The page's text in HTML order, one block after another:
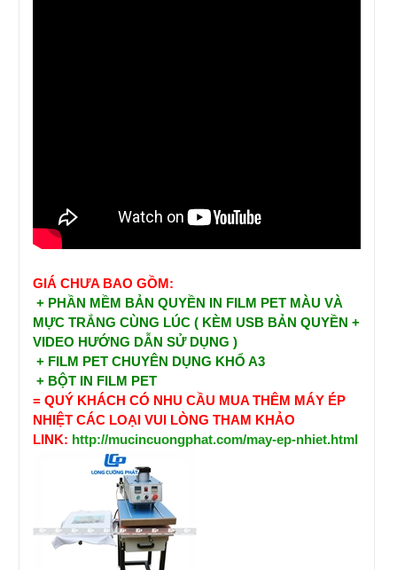
GIÁ CHƯA BAO GỒM:
+ PHẦN MỀM BẢN QUYỀN IN FILM PET MÀU VÀ
MỰC TRẮNG CÙNG LÚC ( KÈM USB BẢN QUYỀN +
VIDEO HƯỚNG DẪN SỬ DỤNG )
+ FILM PET CHUYÊN DỤNG KHỔ A3
+ BỘT IN FILM PET
= QUÝ KHÁCH CÓ NHU CẦU MUA THÊM MÁY ÉP
NHIỆT CÁC LOẠI VUI LÒNG THAM KHẢO
LINK: http://mucincuongphat.com/may-ep-nhiet.html